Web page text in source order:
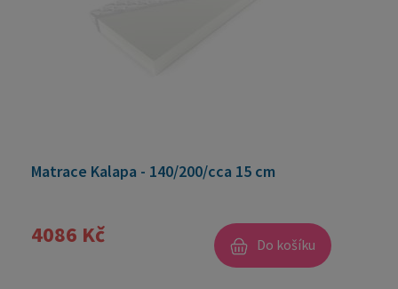
Matrace Kalapa - 140/200/cca 15 cm
4086 Kč Do košíku